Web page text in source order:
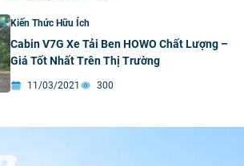
Kiến Thức Hữu Ích
Cabin V7G Xe Tải Ben HOWO Chất Lượng –
Giá Tốt Nhất Trên Thị Trường
11/03/2021 300